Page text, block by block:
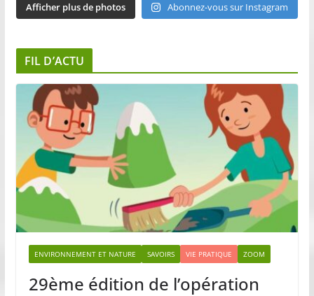
Afficher plus de photos Abonnez-vous sur Instagram
FIL D’ACTU
ENVIRONNEMENT ET NATURE SAVOIRS VIE PRATIQUE ZOOM
29ème édition de l’opération